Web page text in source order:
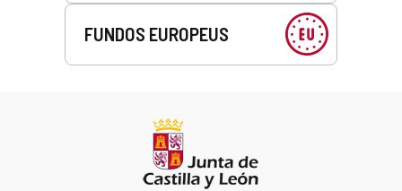
FUNDOS EUROPEUS